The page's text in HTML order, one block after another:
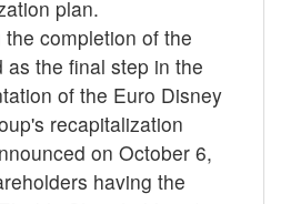
plan.
the completion of the
as the final step in the
of the Euro Disney
recapitalization
on October 6,
having the